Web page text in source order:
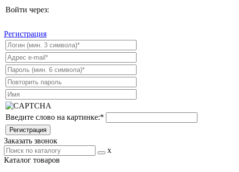
Войти через:
Регистрация
Введите слово на картинке:*
Заказать звонок
x
Каталог товаров